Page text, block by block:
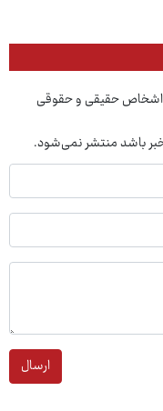
اشخاص حقیقی و حقوقی
خبر باشد منتشر نمی‌شود.
ارسال